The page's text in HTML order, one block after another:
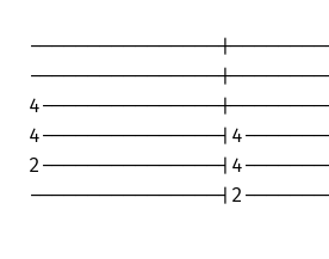
----------------
----------------
4---------------
4---------------
2---------------
----------------